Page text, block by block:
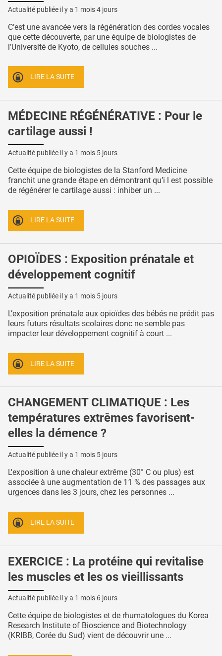
Actualité publiée il y a 1 mois 4 jours
C’est une avancée vers la régénération des cordes vocales
que cette découverte, par une équipe de biologistes de
l’Université de Kyoto, de cellules souches ...
LIRE LA SUITE
MÉDECINE RÉGÉNÉRATIVE : Pour le
cartilage aussi !
Actualité publiée il y a 1 mois 5 jours
Cette équipe de biologistes de la Stanford Medicine
franchit une grande étape en démontrant qu’i l est possible
de régénérer le cartilage aussi : inhiber un ...
LIRE LA SUITE
OPIOÏDES : Exposition prénatale et
développement cognitif
Actualité publiée il y a 1 mois 5 jours
L’exposition prénatale aux opioïdes des bébés ne prédit pas
leurs futurs résultats scolaires donc ne semble pas
impacter leur développement cognitif à court ...
LIRE LA SUITE
CHANGEMENT CLIMATIQUE : Les
températures extrêmes favorisent-
elles la démence ?
Actualité publiée il y a 1 mois 5 jours
L'exposition à une chaleur extrême (30° C ou plus) est
associée à une augmentation de 11 % des passages aux
urgences dans les 3 jours, chez les personnes ...
LIRE LA SUITE
EXERCICE : La protéine qui revitalise
les muscles et les os vieillissants
Actualité publiée il y a 1 mois 6 jours
Cette équipe de biologistes et de rhumatologues du Korea
Research Institute of Bioscience and Biotechnology
(KRIBB, Corée du Sud) vient de découvrir une ...